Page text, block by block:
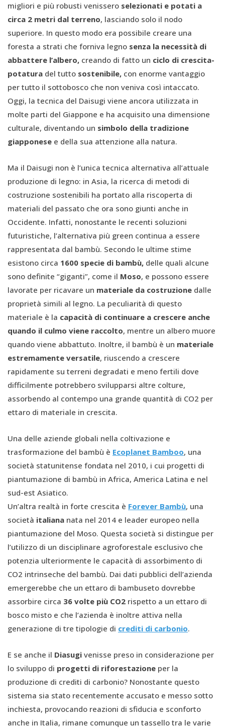
migliori e più robusti venissero selezionati e potati a
circa 2 metri dal terreno, lasciando solo il nodo
superiore. In questo modo era possibile creare una
foresta a strati che forniva legno senza la necessità di
abbattere l’albero, creando di fatto un ciclo di crescita-
potatura del tutto sostenibile, con enorme vantaggio
per tutto il sottobosco che non veniva così intaccato.
Oggi, la tecnica del Daisugi viene ancora utilizzata in
molte parti del Giappone e ha acquisito una dimensione
culturale, diventando un simbolo della tradizione
giapponese e della sua attenzione alla natura.
Ma il Daisugi non è l’unica tecnica alternativa all’attuale
produzione di legno: in Asia, la ricerca di metodi di
costruzione sostenibili ha portato alla riscoperta di
materiali del passato che ora sono giunti anche in
Occidente. Infatti, nonostante le recenti soluzioni
futuristiche, l’alternativa più green continua a essere
rappresentata dal bambù. Secondo le ultime stime
esistono circa 1600 specie di bambù, delle quali alcune
sono definite “giganti”, come il Moso, e possono essere
lavorate per ricavare un materiale da costruzione dalle
proprietà simili al legno. La peculiarità di questo
materiale è la capacità di continuare a crescere anche
quando il culmo viene raccolto, mentre un albero muore
quando viene abbattuto. Inoltre, il bambù è un materiale
estremamente versatile, riuscendo a crescere
rapidamente su terreni degradati e meno fertili dove
difficilmente potrebbero svilupparsi altre colture,
assorbendo al contempo una grande quantità di CO2 per
ettaro di materiale in crescita.
Una delle aziende globali nella coltivazione e
trasformazione del bambù è Ecoplanet Bamboo, una
società statunitense fondata nel 2010, i cui progetti di
piantumazione di bambù in Africa, America Latina e nel
sud-est Asiatico.
Un’altra realtà in forte crescita è Forever Bambù, una
società italiana nata nel 2014 e leader europeo nella
piantumazione del Moso. Questa società si distingue per
l’utilizzo di un disciplinare agroforestale esclusivo che
potenzia ulteriormente le capacità di assorbimento di
CO2 intrinseche del bambù. Dai dati pubblici dell’azienda
emergerebbe che un ettaro di bambuseto dovrebbe
assorbire circa 36 volte più CO2 rispetto a un ettaro di
bosco misto e che l’azienda è inoltre attiva nella
generazione di tre tipologie di crediti di carbonio.
E se anche il Diasugi venisse preso in considerazione per
lo sviluppo di progetti di riforestazione per la
produzione di crediti di carbonio? Nonostante questo
sistema sia stato recentemente accusato e messo sotto
inchiesta, provocando reazioni di sfiducia e sconforto
anche in Italia, rimane comunque un tassello tra le varie